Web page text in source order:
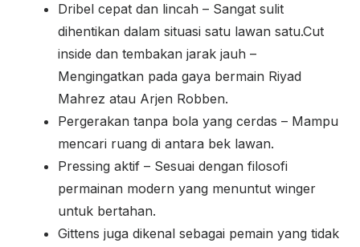
Dribel cepat dan lincah – Sangat sulit
dihentikan dalam situasi satu lawan satu.Cut
inside dan tembakan jarak jauh –
Mengingatkan pada gaya bermain Riyad
Mahrez atau Arjen Robben.
Pergerakan tanpa bola yang cerdas – Mampu
mencari ruang di antara bek lawan.
Pressing aktif – Sesuai dengan filosofi
permainan modern yang menuntut winger
untuk bertahan.
Gittens juga dikenal sebagai pemain yang tidak